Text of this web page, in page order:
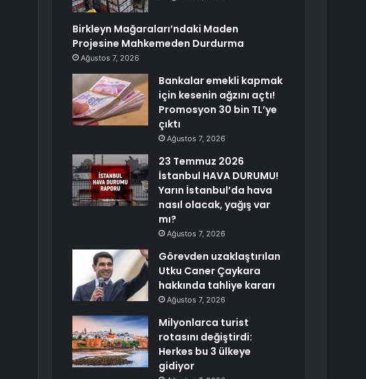
Birkleyn Mağaraları’ndaki Maden
Projesine Mahkemeden Durdurma
Ağustos 7, 2026
Bankalar emekli kapmak
için kesenin ağzını açtı!
Promosyon 30 bin TL’ye
çıktı
Ağustos 7, 2026
23 Temmuz 2026
İstanbul HAVA DURUMU!
Yarın İstanbul’da hava
nasıl olacak, yağış var
mı?
Ağustos 7, 2026
Görevden uzaklaştırılan
Utku Caner Çaykara
hakkında tahliye kararı
Ağustos 7, 2026
Milyonlarca turist
rotasını değiştirdi:
Herkes bu 3 ülkeye
gidiyor